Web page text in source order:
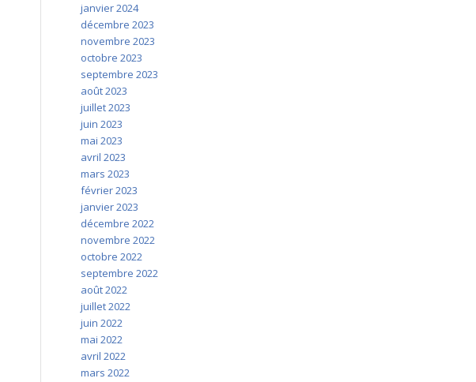
janvier 2024
décembre 2023
novembre 2023
octobre 2023
septembre 2023
août 2023
juillet 2023
juin 2023
mai 2023
avril 2023
mars 2023
février 2023
janvier 2023
décembre 2022
novembre 2022
octobre 2022
septembre 2022
août 2022
juillet 2022
juin 2022
mai 2022
avril 2022
mars 2022